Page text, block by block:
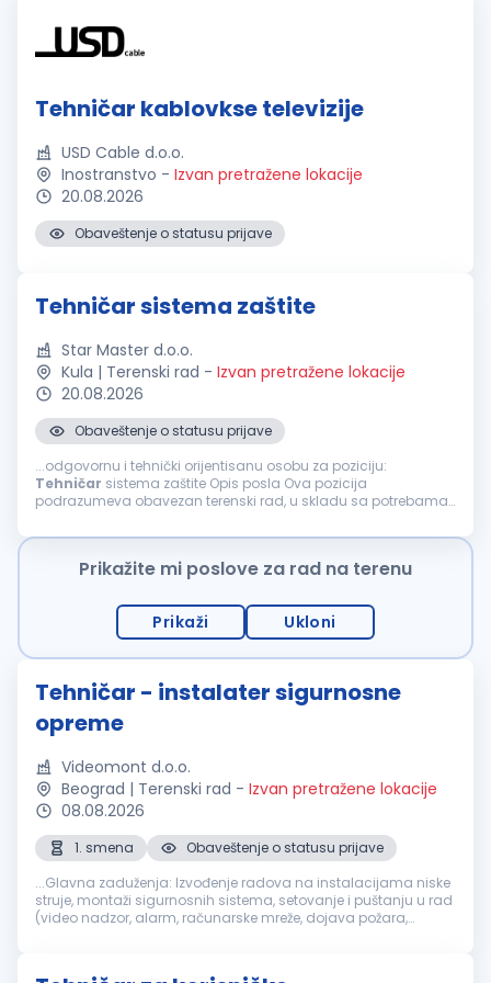
Tehničar kablovkse televizije
USD Cable d.o.o.
Inostranstvo - Izvan pretražene lokacije
20.08.2026
Obaveštenje o statusu prijave
Tehničar sistema zaštite
Star Master d.o.o.
Kula | Terenski rad - Izvan pretražene lokacije
20.08.2026
Obaveštenje o statusu prijave
...odgovornu i tehnički orijentisanu osobu za poziciju:
Tehničar sistema zaštite Opis posla Ova pozicija
podrazumeva obavezan terenski rad, u skladu sa potrebama
odlazak na teren ne odgovaraju...
Prikažite mi poslove za rad na terenu
Prikaži Ukloni
Tehničar - instalater sigurnosne
opreme
Videomont d.o.o.
Beograd | Terenski rad - Izvan pretražene lokacije
08.08.2026
1. smena
Obaveštenje o statusu prijave
...Glavna zaduženja: Izvođenje radova na instalacijama niske
struje, montaži sigurnosnih sistema, setovanje i puštanju u rad
(video nadzor, alarm, računarske mreže, dojava požara,